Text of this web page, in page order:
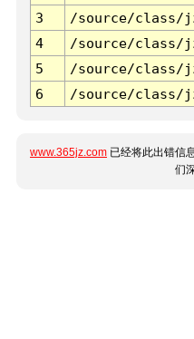
3 /source/class/
4
/source/class/
5
/source/class/
6
/source/class/
www.365jz.com 已经将此出错信
们